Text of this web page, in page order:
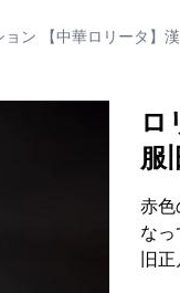
ョン 【中華ロリータ】
ロ
服
赤色
なっ
旧